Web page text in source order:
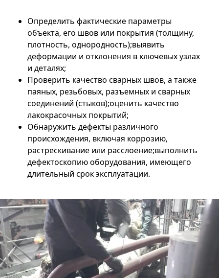
Определить фактические параметры
объекта, его швов или покрытия (толщину,
плотность, однородность);выявить
деформации и отклонения в ключевых узлах
и деталях;
Проверить качество сварных швов, а также
паяных, резьбовых, разъемных и сварных
соединений (стыков);оценить качество
лакокрасочных покрытий;
Обнаружить дефекты различного
происхождения, включая коррозию,
растрескивание или расслоение;выполнить
дефектоскопию оборудования, имеющего
длительный срок эксплуатации.